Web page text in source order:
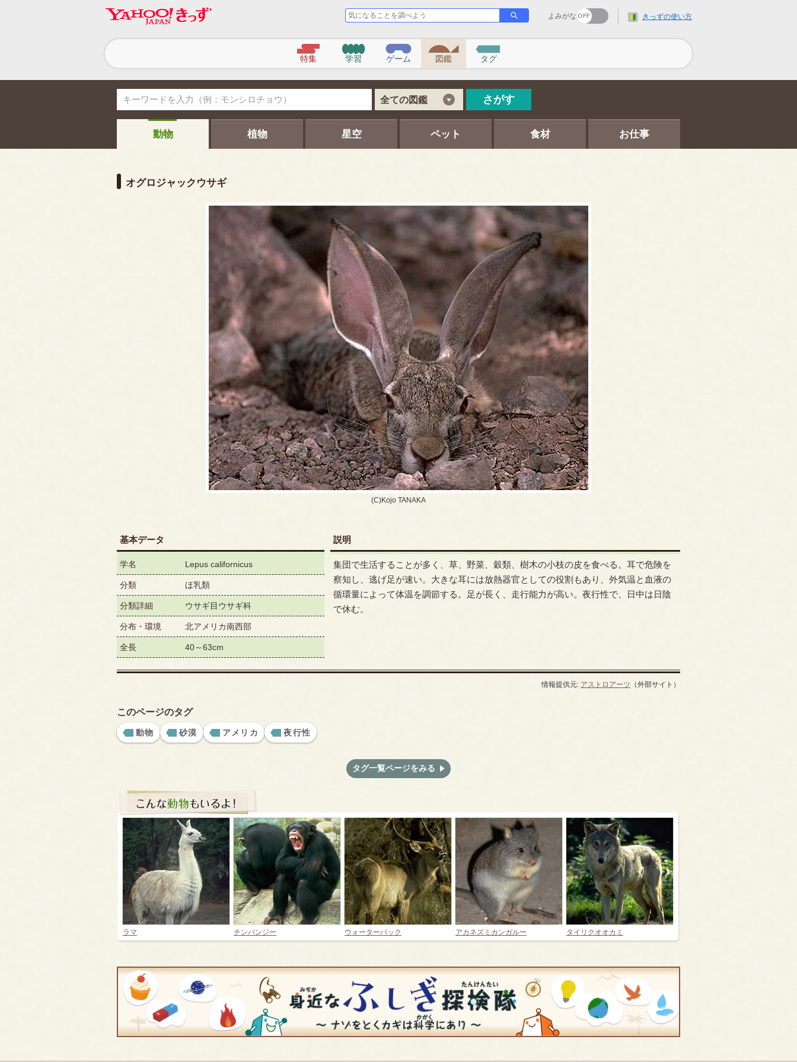
気
に
る
こ
と
調
よ
う
が
す
よみがな きっずの使い方
ン
特集 学習 ゲーム 図鑑 タグ
全ての図鑑 さがす
動物 植物 星空 ペット 食材 お仕事
オグロジャックウサギ
(C)Kojo TANAKA
基本データ
学名 Lepus californicus
分類 ほ乳類
分類詳細 ウサギ目ウサギ科
分布・環境 北アメリカ南西部
全長 40～63cm
説明
集団で生活することが多く、草、野菜、穀類、樹木の小枝の皮を食べる。耳で危険を
察知し、逃げ足が速い。大きな耳には放熱器官としての役割もあり、外気温と血液の
循環量によって体温を調節する。足が長く、走行能力が高い。夜行性で、日中は日陰
で休む。
情報提供元: アストロアーツ （外部サイト）
このページのタグ
動物 砂漠 アメリカ 夜行性
タグ一覧ページをみる
ラマ チンパンジー ウォーターバック アカネズミカンガルー タイリクオオカミ